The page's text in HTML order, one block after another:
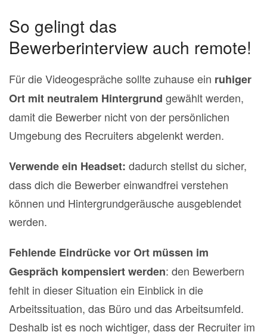
So gelingt das
Bewerberinterview auch remote!
Für die Videogespräche sollte zuhause ein ruhiger
Ort mit neutralem Hintergrund gewählt werden,
damit die Bewerber nicht von der persönlichen
Umgebung des Recruiters abgelenkt werden.
Verwende ein Headset: dadurch stellst du sicher,
dass dich die Bewerber einwandfrei verstehen
können und Hintergrundgeräusche ausgeblendet
werden.
Fehlende Eindrücke vor Ort müssen im
Gespräch kompensiert werden: den Bewerbern
fehlt in dieser Situation ein Einblick in die
Arbeitssituation, das Büro und das Arbeitsumfeld.
Deshalb ist es noch wichtiger, dass der Recruiter im